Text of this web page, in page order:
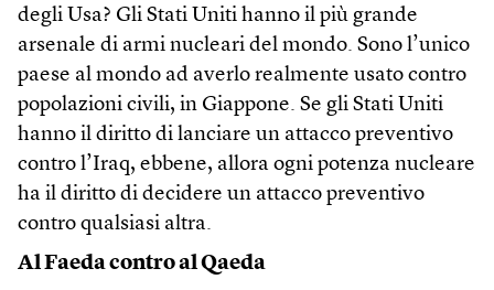
degli Usa? Gli Stati Uniti hanno il più grande
arsenale di armi nucleari del mondo. Sono l’unico
paese al mondo ad averlo realmente usato contro
popolazioni civili, in Giappone. Se gli Stati Uniti
hanno il diritto di lanciare un attacco preventivo
contro l’Iraq, ebbene, allora ogni potenza nucleare
ha il diritto di decidere un attacco preventivo
contro qualsiasi altra.
Al Faeda contro al Qaeda